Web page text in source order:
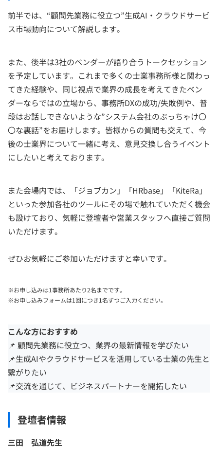
前半では、“顧問先業務に役立つ”生成AI・クラウドサービ
ス市場動向について解説します。
また、後半は3社のベンダーが語り合うトークセッション
を予定しています。これまで多くの士業事務所様と関わっ
てきた経験や、同じ視点で業界の成長を考えてきたベン
ダーならではの立場から、事務所DXの成功/失敗例や、普
段はお話しできないような”システム会社のぶっちゃけ〇
〇な裏話”をお届けします。皆様からの質問も交えて、今
後の士業界について一緒に考え、意見交換し合うイベント
にしたいと考えております。
また会場内では、「ジョブカン」「HRbase」「KiteRa」
といった参加各社のツールにその場で触れていただく機会
も設けており、気軽に登壇者や営業スタッフへ直接ご質問
いただけます。
ぜひお気軽にご参加いただけますと幸いです。
※お申し込みは1事務所あたり2名までです。
※お申し込みフォームは1回につき1名ずつご入力ください。
こんな方におすすめ
📌 顧問先業務に役立つ、業界の最新情報を学びたい
📌生成AIやクラウドサービスを活用している士業の先生と
繋がりたい
📌交流を通じて、ビジネスパートナーを開拓したい
登壇者情報
三田 弘道先生